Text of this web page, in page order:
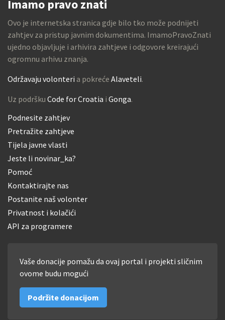
Imamo pravo znati
Ovo je internetska stranica gdje bilo tko može podnijeti
zahtjev za pristup javnim dokumentima. ImamoPravoZnati
ujedno objavljuje i arhivira zahtjeve i odgovore kreirajući
ogromnu arhivu znanja.
Održavaju volonteri a pokreće Alaveteli.
Uz podršku Code for Croatia i Gonga.
Podnesite zahtjev
Pretražite zahtjeve
Tijela javne vlasti
Jeste li novinar_ka?
Pomoć
Kontaktirajte nas
Postanite naš volonter
Privatnost i kolačići
API za programere
Vaše donacije pomažu da ovaj portal i projekti sličnim
ovome budu mogući
Podržite donacijom